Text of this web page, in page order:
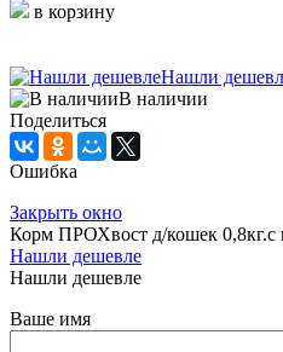
в корзину
Нашли
В наличии
Поделиться
Ошибка
Закрыть окно
Корм ПРОХвост д/кошек 0,8кг.с
Нашли дешевле
Нашли дешевле
Ваше имя